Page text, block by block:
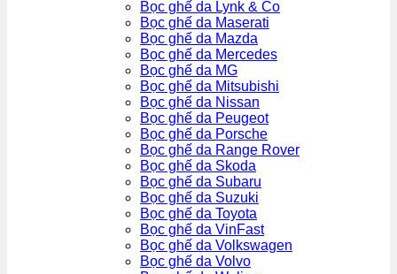
Bọc ghế da Lynk & Co
Bọc ghế da Maserati
Bọc ghế da Mazda
Bọc ghế da Mercedes
Bọc ghế da MG
Bọc ghế da Mitsubishi
Bọc ghế da Nissan
Bọc ghế da Peugeot
Bọc ghế da Porsche
Bọc ghế da Range Rover
Bọc ghế da Skoda
Bọc ghế da Subaru
Bọc ghế da Suzuki
Bọc ghế da Toyota
Bọc ghế da VinFast
Bọc ghế da Volkswagen
Bọc ghế da Volvo